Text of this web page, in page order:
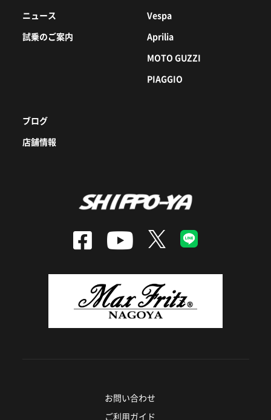
ニュース
試乗のご案内
Vespa
Aprilia
MOTO GUZZI
PIAGGIO
ブログ
店舗情報
お問い合わせ
ご利用ガイド